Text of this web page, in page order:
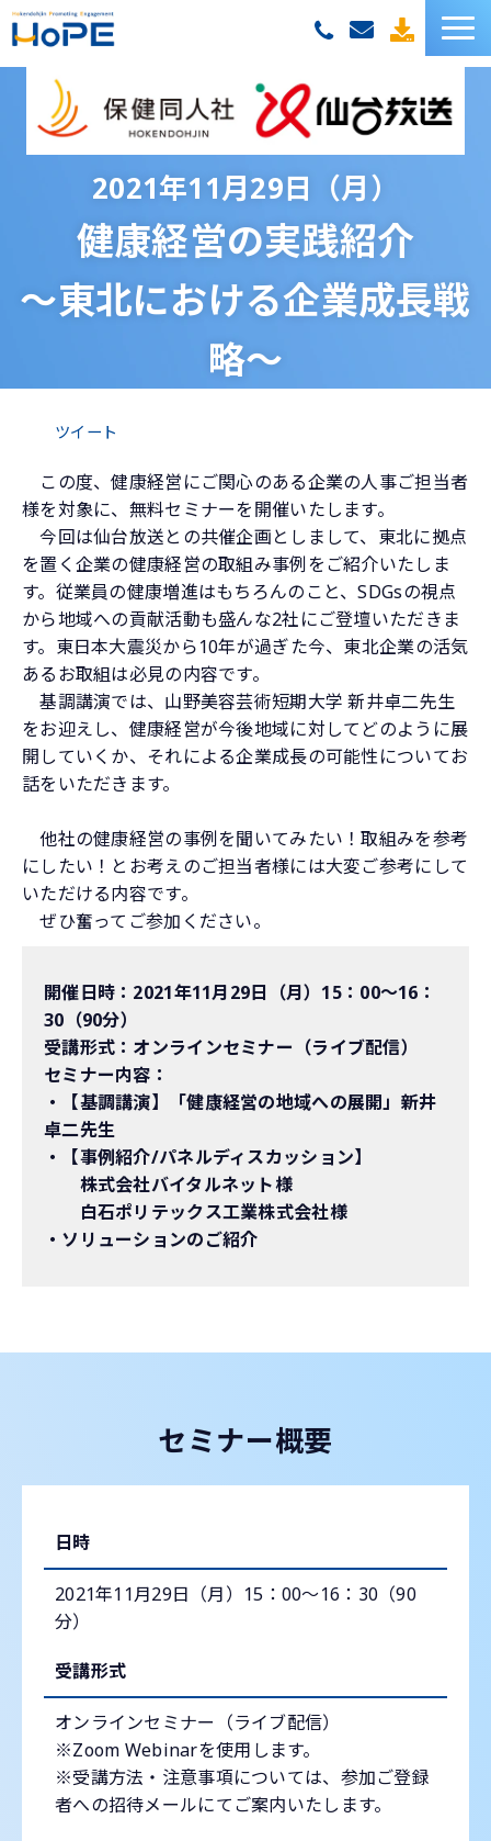
HoPEサービス一覧
2021年11月29日（月）
健康経営の実践紹介
～東北における企業成長戦
略～
ツイート
この度、健康経営にご関心のある企業の人事ご担当者
様を対象に、無料セミナーを開催いたします。
今回は仙台放送との共催企画としまして、東北に拠点
を置く企業の健康経営の取組み事例をご紹介いたしま
す。従業員の健康増進はもちろんのこと、SDGsの視点
から地域への貢献活動も盛んな2社にご登壇いただきま
す。東日本大震災から10年が過ぎた今、東北企業の活気
あるお取組は必見の内容です。
基調講演では、山野美容芸術短期大学 新井卓二先生
をお迎えし、健康経営が今後地域に対してどのように展
開していくか、それによる企業成長の可能性についてお
話をいただきます。
他社の健康経営の事例を聞いてみたい！取組みを参考
にしたい！とお考えのご担当者様には大変ご参考にして
いただける内容です。
ぜひ奮ってご参加ください。
開催日時：2021年11月29日（月）15：00～16：
30（90分）
受講形式：オンラインセミナー（ライブ配信）
セミナー内容：
・【基調講演】「健康経営の地域への展開」新井
卓二先生
・【事例紹介/パネルディスカッション】
株式会社バイタルネット様
白石ポリテックス工業株式会社様
・ソリューションのご紹介
セミナー概要
日時
2021年11月29日（月）15：00～16：30（90
分）
受講形式
オンラインセミナー（ライブ配信）
※Zoom Webinarを使用します。
※受講方法・注意事項については、参加ご登録
者への招待メールにてご案内いたします。